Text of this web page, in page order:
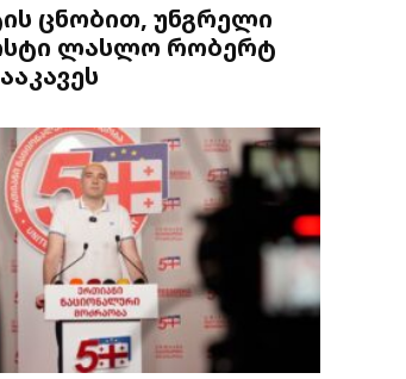
ცნობით, უნგრელი
ლასლო რობერტ